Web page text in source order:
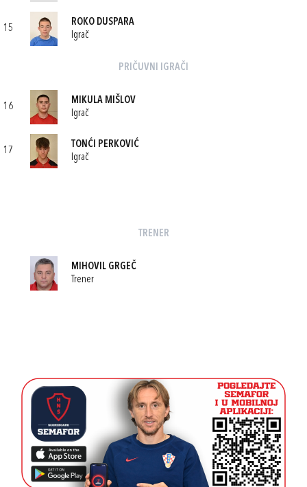
15
ROKO DUSPARA
Igrač
PRIČUVNI IGRAČI
16
MIKULA MIŠLOV
Igrač
17
TONĆI PERKOVIĆ
Igrač
TRENER
MIHOVIL GRGEČ
Trener